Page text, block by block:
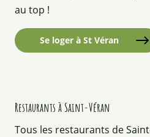
au top !
Se loger à St Véran
Restaurants à Saint-Véran
Tous les restaurants de